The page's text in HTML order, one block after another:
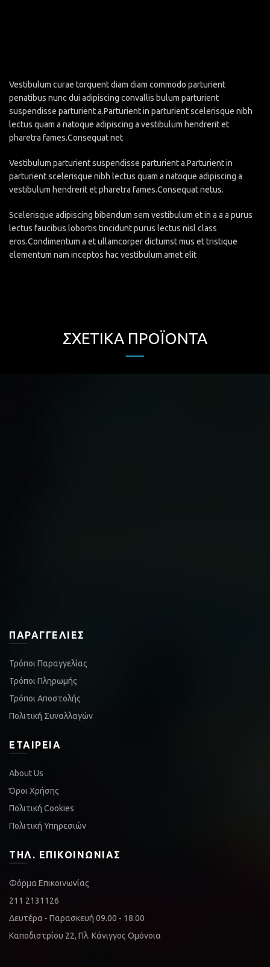
Vestibulum curae torquent diam diam commodo parturient
penatibus nunc dui adipiscing convallis bulum parturient
suspendisse parturient a.Parturient in parturient scelerisque nibh
lectus quam a natoque adipiscing a vestibulum hendrerit et
pharetra fames.Consequat net
Vestibulum parturient suspendisse parturient a.Parturient in
parturient scelerisque nibh lectus quam a natoque adipiscing a
vestibulum hendrerit et pharetra fames.Consequat netus.
Scelerisque adipiscing bibendum sem vestibulum et in a a a purus
lectus faucibus lobortis tincidunt purus lectus nisl class
eros.Condimentum a et ullamcorper dictumst mus et tristique
elementum nam inceptos hac vestibulum amet elit
ΣΧΕΤΙΚΆ ΠΡΟΪΌΝΤΑ
ΠΑΡΑΓΓΕΛΊΕΣ
Τρόποι Παραγγελίας
Τρόποι Πληρωμής
Τρόποι Αποστολής
Πολιτική Συναλλαγών
ΕΤΑΙΡΕΊΑ
About Us
Όροι Χρήσης
Πολιτική Cookies
Πολιτική Υπηρεσιών
ΤΗΛ. ΕΠΙΚΟΙΝΩΝΊΑΣ
Φόρμα Επικοινωνίας
211 2131126
Δευτέρα - Παρασκευή 09.00 - 18.00
Καποδιστρίου 22, Πλ. Κάνιγγος Ομόνοια